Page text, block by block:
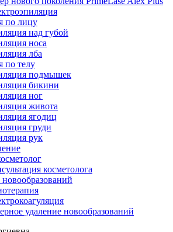
по лицу
над губой
носа
лба
по телу
подмышек
бикини
ног
живота
ягодиц
груди
рук
косметолога
удаление новообразований